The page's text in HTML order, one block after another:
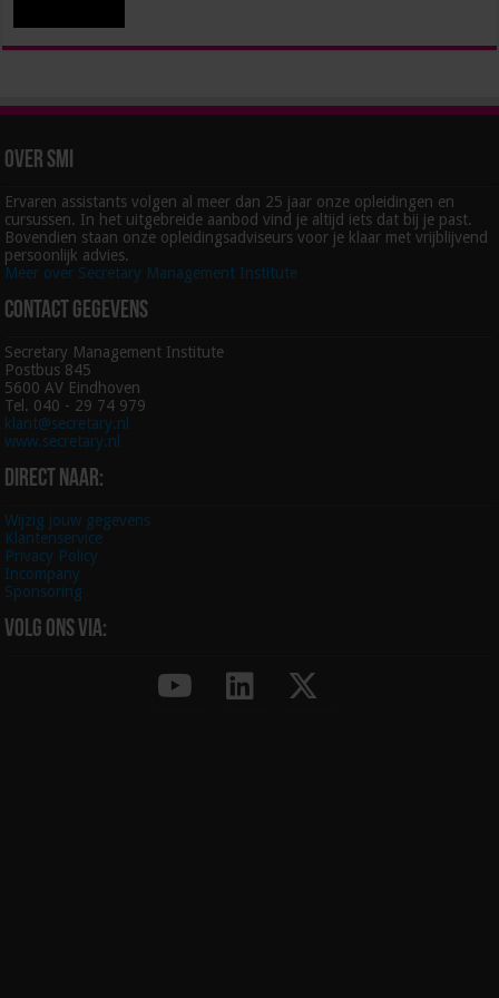
Over SMI
Ervaren assistants volgen al meer dan 25 jaar onze opleidingen en
cursussen. In het uitgebreide aanbod vind je altijd iets dat bij je past.
Bovendien staan onze opleidingsadviseurs voor je klaar met vrijblijvend
persoonlijk advies.
Meer over Secretary Management Institute
Contact gegevens
Secretary Management Institute
Postbus 845
5600 AV Eindhoven
Tel. 040 - 29 74 979
klant@secretary.nl
www.secretary.nl
Direct naar:
Wijzig jouw gegevens
Klantenservice
Privacy Policy
Incompany
Sponsoring
Volg ons via: